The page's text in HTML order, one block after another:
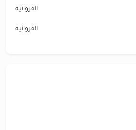
الفروانية
الفروانية